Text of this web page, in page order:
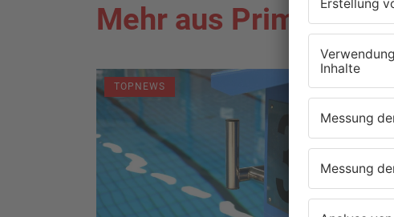
Mehr aus
TOPNEWS